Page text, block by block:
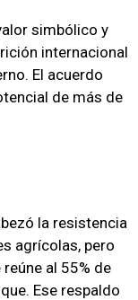
simbólico y
internacional
El acuerdo
de más de
la resistencia
agrícolas, pero
al 55% de
Ese respaldo